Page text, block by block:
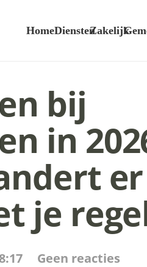
HomeDienstenZakelijk
bij
in
je
Geen reacties